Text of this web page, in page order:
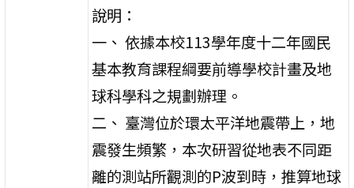
說明：
一、 依據本校113學年度十二年國民
基本教育課程綱要前導學校計畫及地
球科學科之規劃辦理。
二、 臺灣位於環太平洋地震帶上，地
震發生頻繁，本次研習從地表不同距
離的測站所觀測的P波到時，推算地球